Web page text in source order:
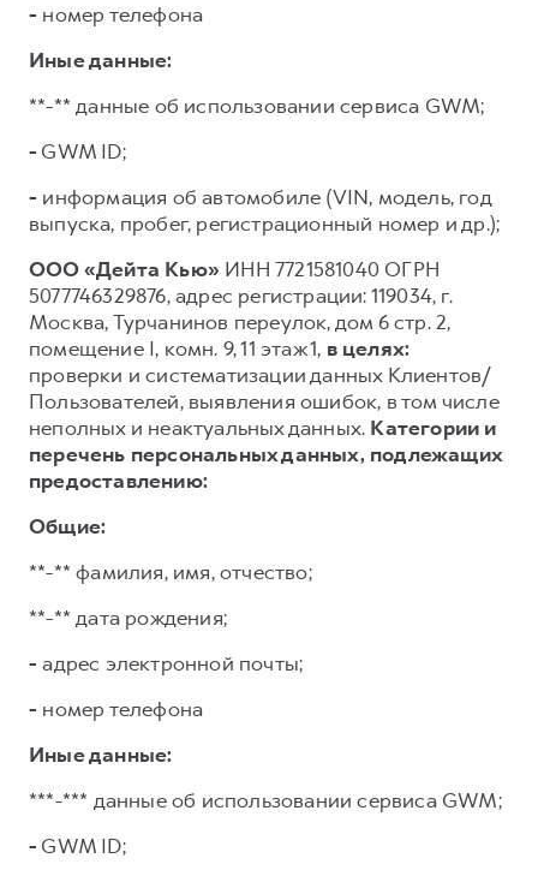
- номер телефона
Иные данные:
**-** данные об использовании сервиса GWM;
- GWM ID;
- информация об автомобиле (VIN, модель, год
выпуска, пробег, регистрационный номер и др.);
ООО «Дейта Кью» ИНН 7721581040 ОГРН
5077746329876, адрес регистрации: 119034, г.
Москва, Турчанинов переулок, дом 6 стр. 2,
помещение I, комн. 9, 11 этаж 1, в целях:
проверки и систематизации данных Клиентов/
Пользователей, выявления ошибок, в том числе
неполных и неактуальных данных. Категории и
перечень персональных данных, подлежащих
предоставлению:
Общие:
**-** фамилия, имя, отчество;
**-** дата рождения;
- адрес электронной почты;
- номер телефона
Иные данные:
***-*** данные об использовании сервиса GWM;
- GWM ID;